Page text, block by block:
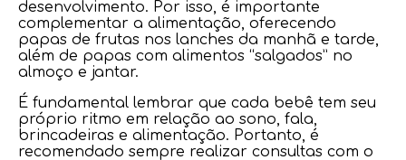
desenvolvimento. Por isso, é importante
complementar a alimentação, oferecendo
papas de frutas nos lanches da manhã e tarde,
além de papas com alimentos “salgados” no
almoço e jantar.
É fundamental lembrar que cada bebê tem seu
próprio ritmo em relação ao sono, fala,
brincadeiras e alimentação. Portanto, é
recomendado sempre realizar consultas com o